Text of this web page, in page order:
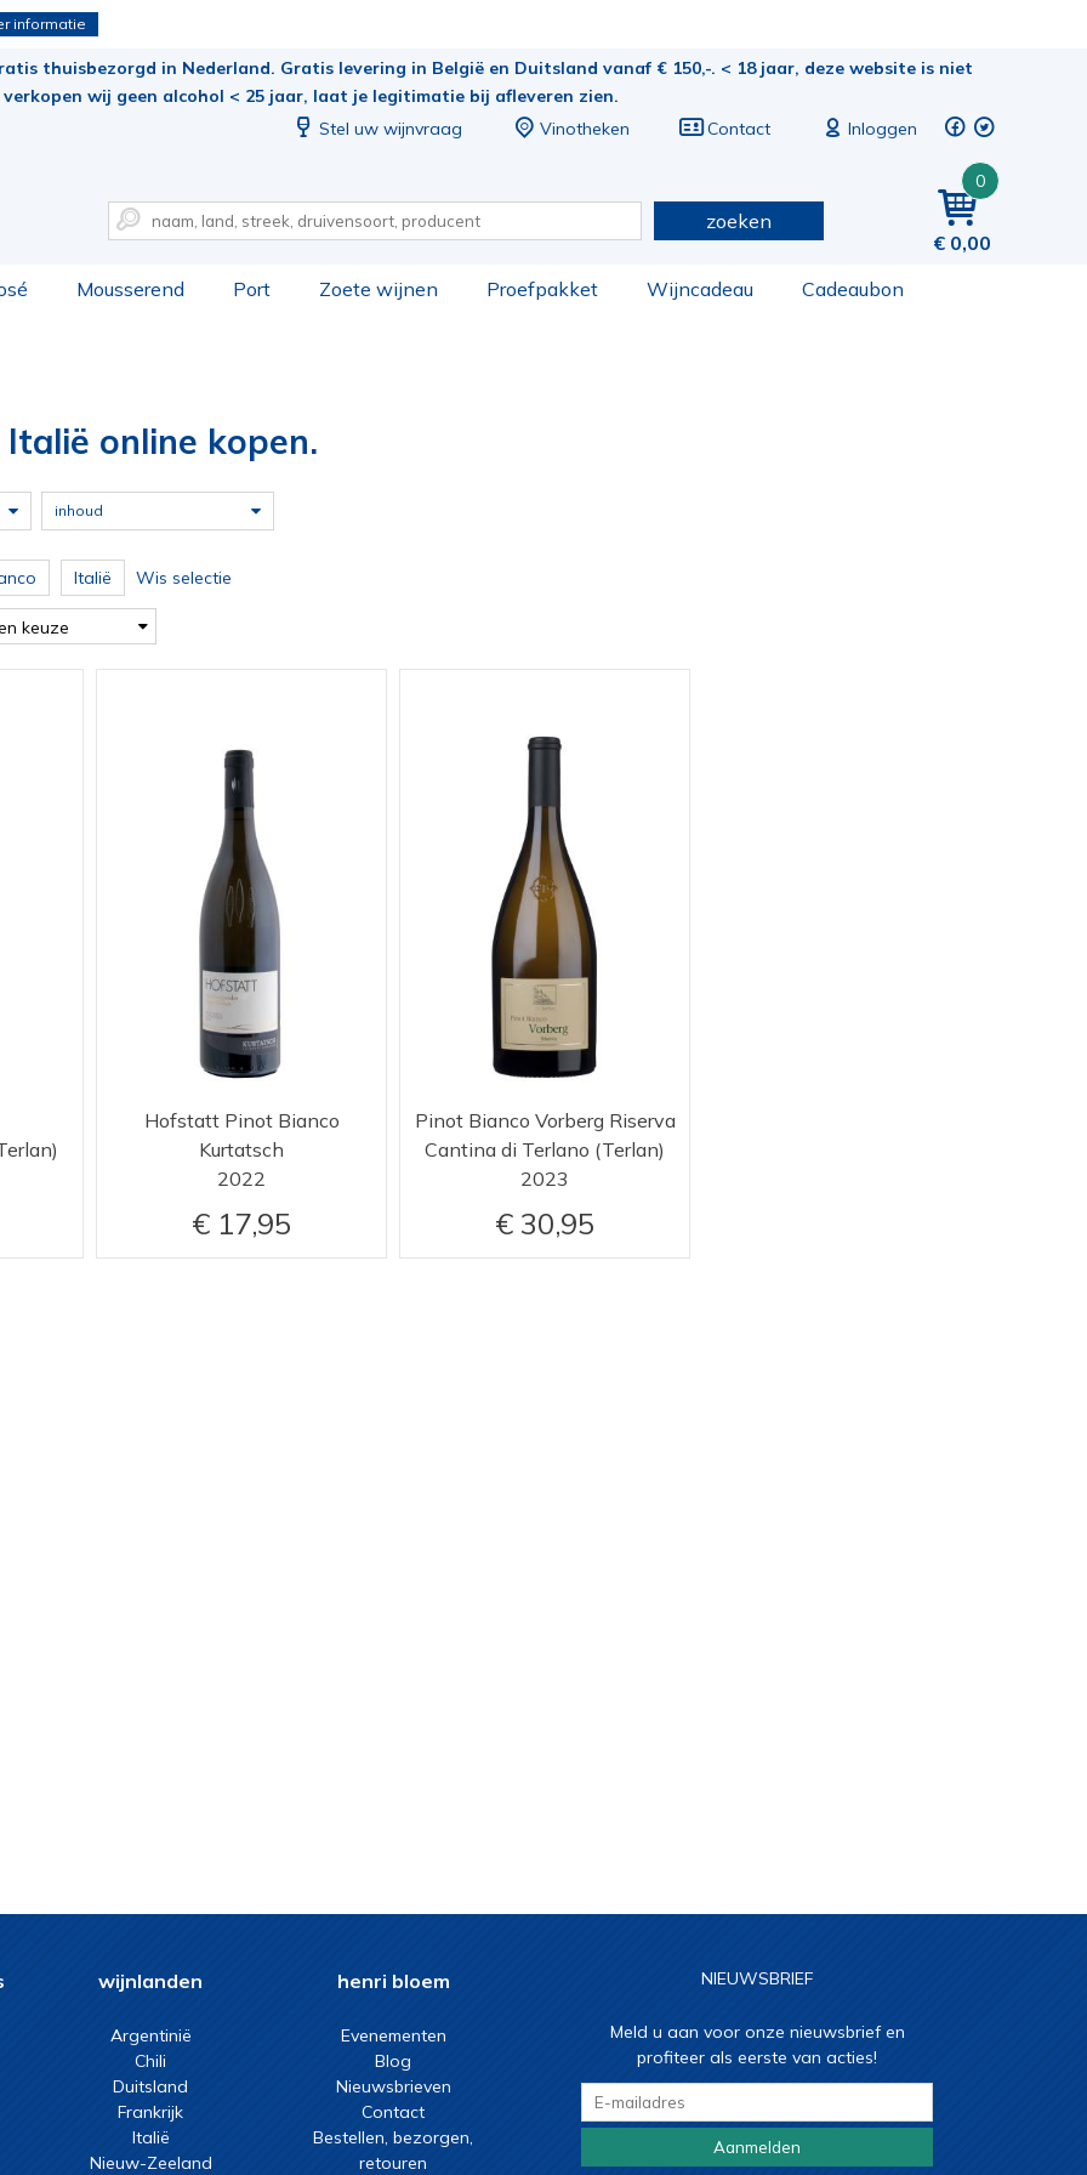
informatie
thuisbezorgd in Nederland. Gratis levering in België en Duitsland vanaf € 150,-. < 18 jaar, deze website is niet
wij geen alcohol < 25 jaar, laat je legitimatie bij afleveren zien.
Stel uw wijnvraag
Vinotheken Contact Inloggen
0
0,00
zoeken
Mousserend Port Zoete wijnen Proefpakket Wijncadeau Cadeaubon
online kopen.
inhoud
Italië Wis selectie
keuze
Hofstatt Pinot Bianco
Kurtatsch
2022
17,95
Pinot Bianco Vorberg Riserva
Cantina di Terlano (Terlan)
2023
30,95
wijnlanden
Argentinië
Chili
Duitsland
Frankrijk
Italië
Nieuw-Zeeland
henri bloem
Evenementen
Blog
Nieuwsbrieven
Contact
Bestellen, bezorgen,
retouren
NIEUWSBRIEF
Meld u aan voor onze nieuwsbrief en
profiteer als eerste van acties!
Aanmelden